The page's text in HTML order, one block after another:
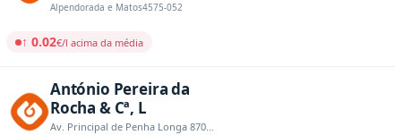
Alpendorada e Matos4575-052
↑ 0.02€/l acima da média
António Pereira da
Rocha & Cª, L
Av. Principal de Penha Longa 870, EN 108 - Km 56,910